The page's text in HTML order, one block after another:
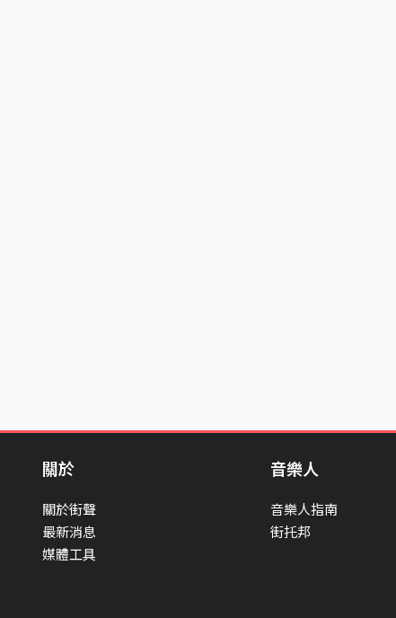
關於
關於街聲
最新消息
媒體工具
音樂人
音樂人指南
街托邦